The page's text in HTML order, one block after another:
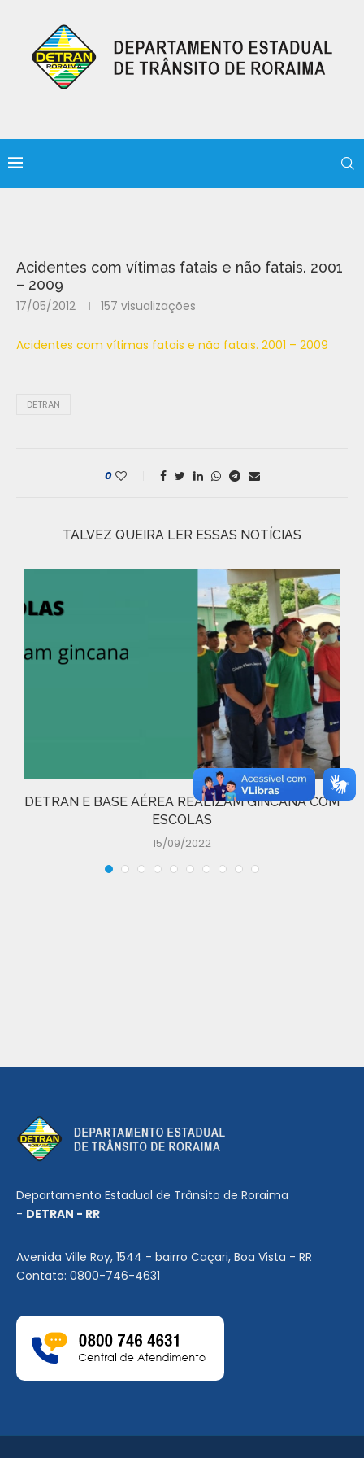
Acidentes com vítimas fatais e não fatais. 2001
– 2009
17/05/2012 157 visualizações
Acidentes com vítimas fatais e não fatais. 2001 – 2009
DETRAN
0
TALVEZ QUEIRA LER ESSAS NOTÍCIAS
DETRAN E BASE AÉREA REALIZAM GINCANA COM
ESCOLAS
15/09/2022
Departamento Estadual de Trânsito de Roraima
- DETRAN - RR
Avenida Ville Roy, 1544 - bairro Caçari, Boa Vista - RR
Contato: 0800-746-4631